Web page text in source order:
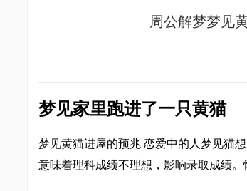
周公解梦梦见
梦见家里跑进了一只黄猫
梦见黄猫进屋的预兆 恋爱中的人梦见猫
意味着理科成绩不理想，影响录取成绩